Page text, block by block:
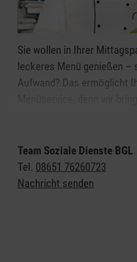
Sie wollen in Ihrer
leckeres Menü genießen –
Aufwand? Das ermöglicht
Gerichte, die Sie in der
Dabei bleiben Vitamine,
sowie Spurenelemente
optimal erhalten. Und Ihnen
Team Soziale Dienste BGL
Tel. 08651 76260723
Nachricht senden